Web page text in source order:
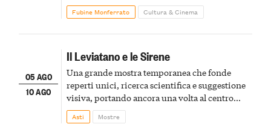
Fubine Monferrato Cultura & Cinema
05 AGO
10 AGO
Il Leviatano e le Sirene
Una grande mostra temporanea che fonde
reperti unici, ricerca scientifica e suggestione
visiva, portando ancora una volta al centro
della scena le meraviglie del passato astigiano
Asti Mostre